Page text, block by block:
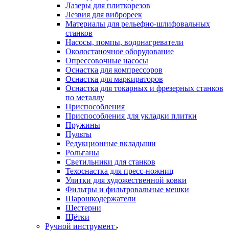
Лазеры для плиткорезов
Лезвия для виброреек
Материалы для рельефно-шлифовальных
станков
Насосы, помпы, водонагреватели
Околостаночное оборудование
Опрессовочные насосы
Оснастка для компрессоров
Оснастка для маркираторов
Оснастка для токарных и фрезерных станков
по металлу
Приспособления
Приспособления для укладки плитки
Пружины
Пульты
Редукционные вкладыши
Рольганы
Светильники для станков
Техоснастка для пресс-ножниц
Улитки для художественной ковки
Фильтры и фильтровальные мешки
Шарошкодержатели
Шестерни
Щётки
Ручной инструмент